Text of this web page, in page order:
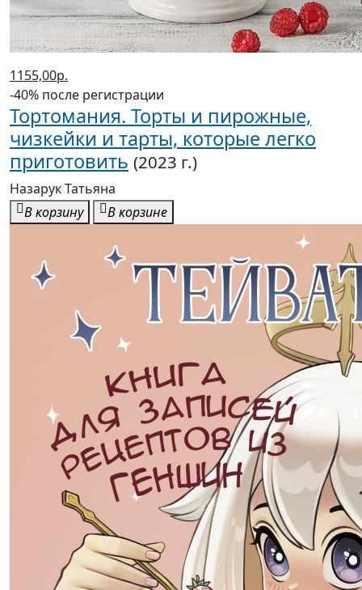
1155,00р.
-40% после регистрации
Тортомания. Торты и пирожные,
чизкейки и тарты, которые легко
приготовить (2023 г.)
Назарук Татьяна
В корзину
В корзине